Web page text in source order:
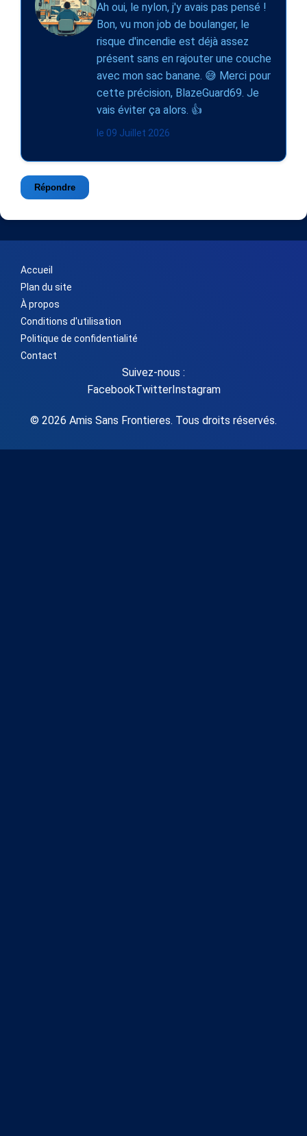
Ah oui, le nylon, j'y avais pas pensé !
Bon, vu mon job de boulanger, le
risque d'incendie est déjà assez
présent sans en rajouter une couche
avec mon sac banane. 😅 Merci pour
cette précision, BlazeGuard69. Je
vais éviter ça alors. 👍
le 09 Juillet 2026
Répondre
Accueil
Plan du site
À propos
Conditions d'utilisation
Politique de confidentialité
Contact
Suivez-nous :
FacebookTwitterInstagram
© 2026 Amis Sans Frontieres. Tous droits réservés.